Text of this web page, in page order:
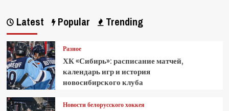
Latest Popular Trending
Разное
ХК «Сибирь»: расписание матчей,
календарь игр и история
новосибирского клуба
Новости белорусского хоккея